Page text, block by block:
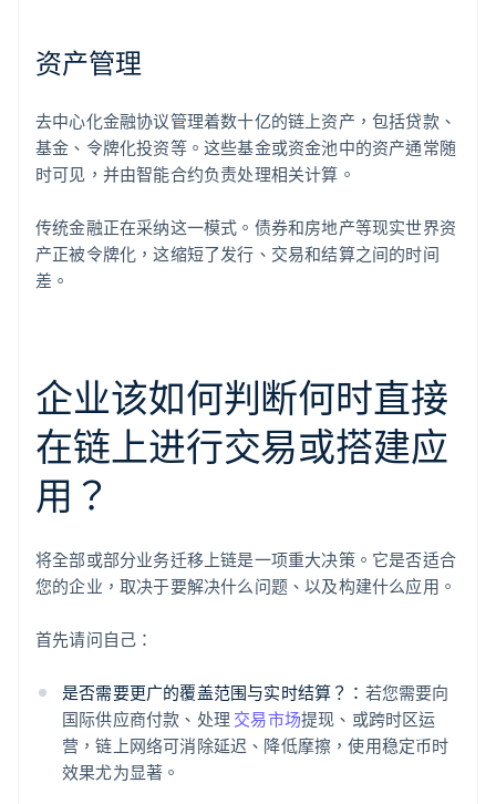
资产管理
去中心化金融协议管理着数十亿的链上资产，包括贷款、
基金、令牌化投资等。这些基金或资金池中的资产通常随
时可见，并由智能合约负责处理相关计算。
传统金融正在采纳这一模式。债券和房地产等现实世界资
产正被令牌化，这缩短了发行、交易和结算之间的时间
差。
企业该如何判断何时直接
在链上进行交易或搭建应
用？
将全部或部分业务迁移上链是一项重大决策。它是否适合
您的企业，取决于要解决什么问题、以及构建什么应用。
首先请问自己：
是否需要更广的覆盖范围与实时结算？： 若您需要向
国际供应商付款、处理 交易市场提现、或跨时区运
营，链上网络可消除延迟、降低摩擦，使用稳定币时
效果尤为显著。